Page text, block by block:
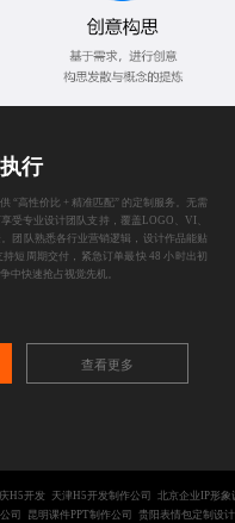
行
“高性价比 + 精准匹配” 的定制服务。无需
受专业设计团队支持，覆盖LOGO、VI、
团队熟悉各行业营销逻辑，设计作品能贴
短周期交付，紧急订单最快 48 小时出初
中快速抢占视觉先机。
查看更多
H5开发 天津H5开发制作公司
北京企业IP形象
司
昆明课件PPT制作公司 贵阳表情包定制设计